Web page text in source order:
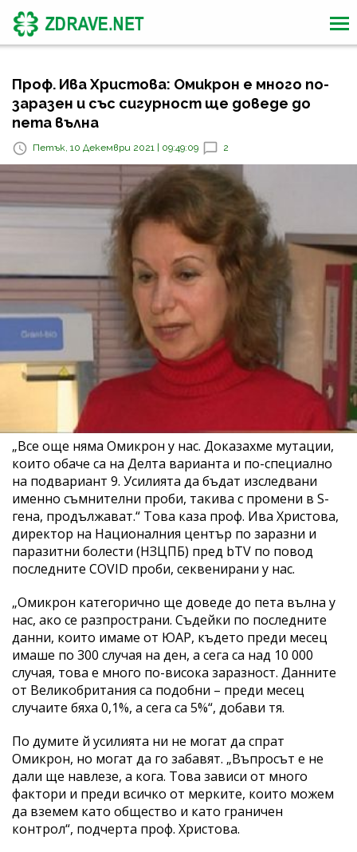
Проф. Ива Христова: Омикрон е много по-
заразен и със сигурност ще доведе до
пета вълна
Петък, 10 Декември 2021 | 09:49:09 2
„Все още няма Омикрон у нас. Доказахме мутации,
които обаче са на Делта варианта и по-специално
на подвариант 9. Усилията да бъдат изследвани
именно съмнителни проби, такива с промени в S-
гена, продължават.“ Това каза проф. Ива Христова,
директор на Националния център по заразни и
паразитни болести (НЗЦПБ) пред bTV по повод
последните COVID проби, секвенирани у нас.
„Омикрон категорично ще доведе до пета вълна у
нас, ако се разпространи. Съдейки по последните
данни, които имаме от ЮАР, където преди месец
имаше по 300 случая на ден, а сега са над 10 000
случая, това е много по-висока заразност. Данните
от Великобритания са подобни – преди месец
случаите бяха 0,1%, а сега са 5%“, добави тя.
По думите й усилията ни не могат да спрат
Омикрон, но могат да го забавят. „Въпросът е не
дали ще навлезе, а кога. Това зависи от много
фактори и преди всичко от мерките, които можем
да вземем като общество и като граничен
контрол“, подчерта проф. Христова.